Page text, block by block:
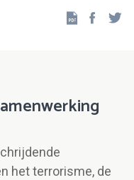
het terrorisme, de